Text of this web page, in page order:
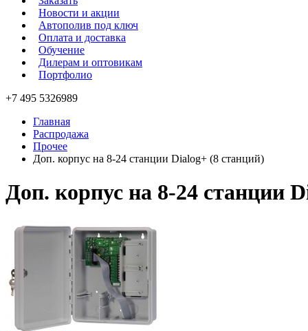
Новости и акции
Автополив под ключ
Оплата и доставка
Обучение
Дилерам и оптовикам
Портфолио
+7 495 5326989
Главная
Распродажа
Прочее
Доп. корпус на 8-24 станции Dialog+ (8 станций)
Доп. корпус на 8-24 станции